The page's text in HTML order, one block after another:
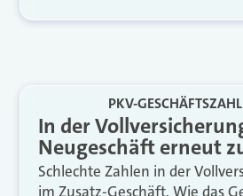
PKV-
In der
Neugeschäft erneut
Schlechte Zahlen in der
im Zusatz-Geschäft. Wie das